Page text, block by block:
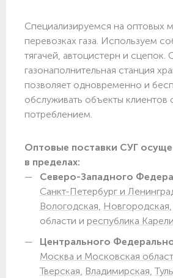
Специализируемся на оптовых
перевозках газа. Используем
тягачей, автоцистерн и сцепок.
газонаполнительная станция
позволяет одновременно и
обслуживать объекты клиентов
потреблением.
Оптовые поставки СУГ
в пределах:
Северо-Западного
Санкт-Петербург и
Вологодская, Новгородская,
области и республика
Центрального
Москва и Московская
Тверская, Владимирская,